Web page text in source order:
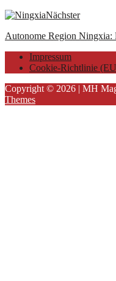
Nächster
Autonome Region Ningxia:
Impressum
Cookie-Richtlinie
Copyright © 2026 | MH
Themes